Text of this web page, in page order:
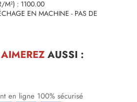
M²) : 1100.00
EN MACHINE - PAS DE
AUSSI :
en ligne 100% sécurisé